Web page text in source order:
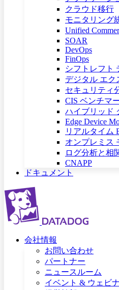
クラウド移行
モニタリング
Unified
SOAR
DevOps
FinOps
シフトレフト
デジタル エク
セキュリティ
CIS ベンチマ
ハイブリッド
Edge Device
リアルタイム
オンプレミス
ログ分析と相
CNAPP
ドキュメント
会社情報
お問い合わせ
パートナー
ニュースルーム
イベント & ウェビ